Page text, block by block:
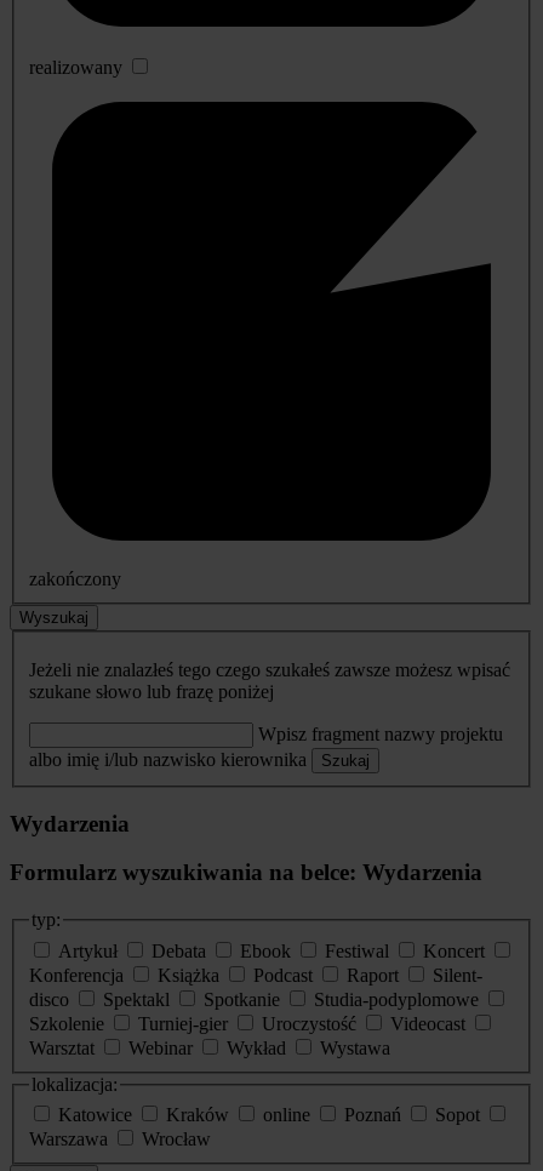
realizowany
zakończony
Wyszukaj
Jeżeli nie znalazłeś tego czego szukałeś zawsze możesz wpisać
szukane słowo lub frazę poniżej
Wpisz fragment nazwy projektu
albo imię i/lub nazwisko kierownika
Szukaj
Wydarzenia
Formularz wyszukiwania na belce: Wydarzenia
typ:
Artykuł
Debata Ebook Festiwal
Koncert
Konferencja
Książka Podcast Raport
Silent-
disco
Spektakl Spotkanie
Studia-podyplomowe
Szkolenie
Turniej-gier Uroczystość
Videocast
Warsztat
Webinar Wykład
Wystawa
lokalizacja:
Katowice
Kraków online Poznań
Sopot
Warszawa
Wrocław